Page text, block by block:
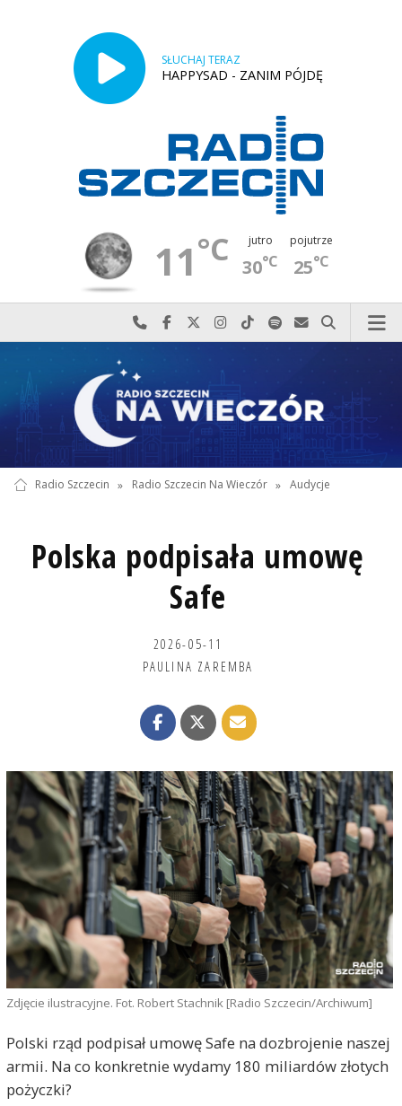
SŁUCHAJ TERAZ
HAPPYSAD - ZANIM PÓJDĘ
11°C jutro
30°C
pojutrze
25°C
Najlepiej po prostu do nas zadzwoń
Odwiedź nas na Facebook-u
Odwiedź nas na X
Odwiedź nas na Instagram-ie
Odwiedź nas na TikTok-u
Szukaj nas na Spotify
Wyślij do nas
Szukaj
Radio Szczecin » Radio Szczecin Na Wieczór » Audycje
Polska podpisała umowę
Safe
2026-05-11
PAULINA ZAREMBA
Zdjęcie ilustracyjne. Fot. Robert Stachnik [Radio Szczecin/Archiwum]
Polski rząd podpisał umowę Safe na dozbrojenie naszej
armii. Na co konkretnie wydamy 180 miliardów złotych
pożyczki?